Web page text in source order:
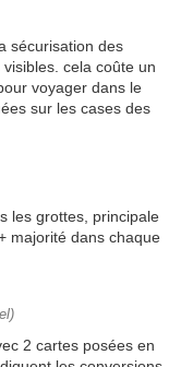
sécurisation des
cela coûte un
voyager dans le
sur les cases des
les grottes, principale
majorité dans chaque
2 cartes posées en